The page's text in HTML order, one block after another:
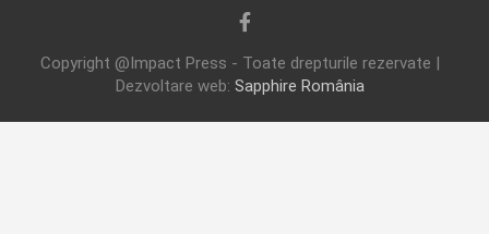
Copyright @Impact Press - Toate drepturile rezervate |
Dezvoltare web: Sapphire România